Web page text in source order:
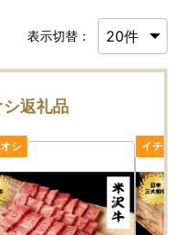
表示切替：
返礼品